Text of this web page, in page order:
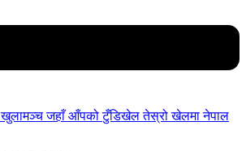
खुलामञ्च जहाँ आँपको टुँडिखेल तेस्रो खेलमा नेपाल